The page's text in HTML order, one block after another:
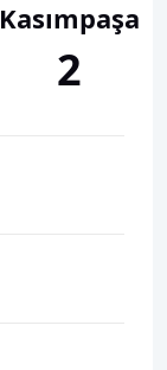
Kasımpaşa
2